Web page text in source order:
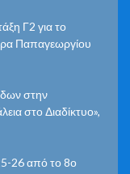
Γ2 για το
Παπαγεωργίου
στην
στο Διαδίκτυο»,
26 από το 8ο